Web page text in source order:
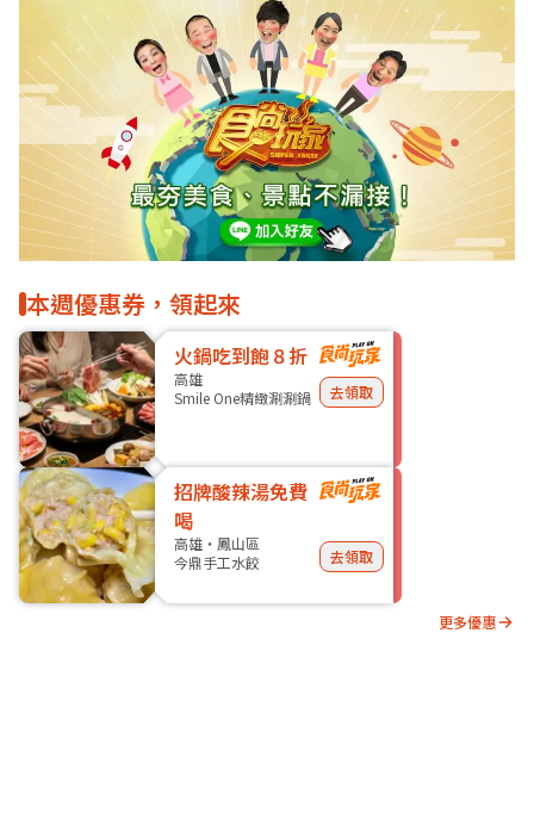
本週優惠券，領起來
火鍋吃到飽８折
高雄
Smile One精緻涮涮鍋
去領取
招牌酸辣湯免費
喝
高雄・鳳山區
今鼎手工水餃
去領取
更多優惠